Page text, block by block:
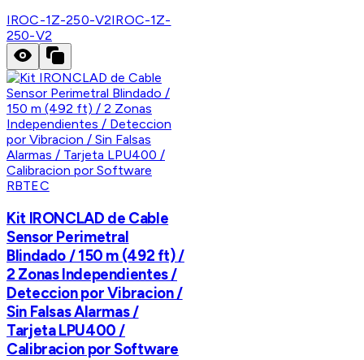
IROC-1Z-250-V2IROC-1Z-
250-V2
RBTEC
Kit IRONCLAD de Cable
Sensor Perimetral
Blindado / 150 m (492 ft) /
2 Zonas Independientes /
Deteccion por Vibracion /
Sin Falsas Alarmas /
Tarjeta LPU400 /
Calibracion por Software